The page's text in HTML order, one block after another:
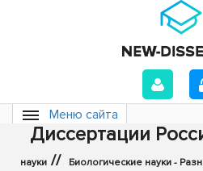
Меню сайта
Диссертации
науки // Биологические науки -